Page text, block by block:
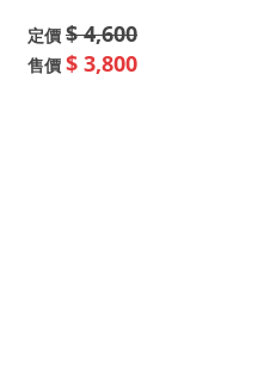
定價 $ 4,600
售價 $ 3,800